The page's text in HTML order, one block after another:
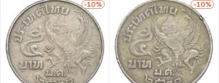
-10% -10%